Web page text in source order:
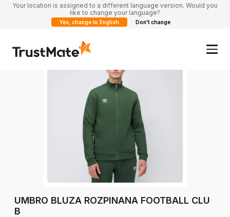
Your location is assigned to a different language version. Would you
like to change your language?
Yes, change to English Don't change
UMBRO BLUZA ROZPINANA FOOTBALL CLU
B